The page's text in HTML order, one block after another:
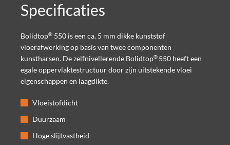
Specificaties
Bolidtop® 550 is een ca. 5 mm dikke kunststof
vloerafwerking op basis van twee componenten
kunstharsen. De zelfnivellerende Bolidtop® 550 heeft een
egale oppervlaktestructuur door zijn uitstekende vloei
eigenschappen en laagdikte.
Vloeistofdicht
Duurzaam
Hoge slijtvastheid